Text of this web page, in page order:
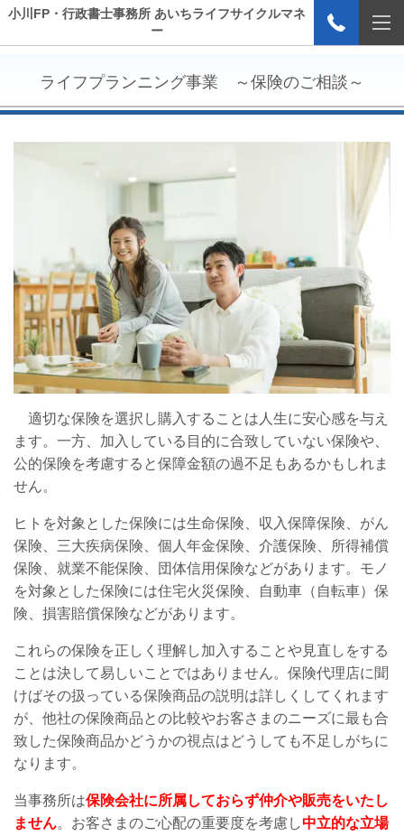
小川FP・行政書士事務所 あいちライフサイクルマネ
ー
ライフプランニング事業 ～保険のご相談～
適切な保険を選択し購入することは人生に安心感を与え
ます。一方、加入している目的に合致していない保険や、
公的保険を考慮すると保障金額の過不足もあるかもしれま
せん。
ヒトを対象とした保険には生命保険、収入保障保険、がん
保険、三大疾病保険、個人年金保険、介護保険、所得補償
保険、就業不能保険、団体信用保険などがあります。モノ
を対象とした保険には住宅火災保険、自動車（自転車）保
険、損害賠償保険などがあります。
これらの保険を正しく理解し加入することや見直しをする
ことは決して易しいことではありません。保険代理店に聞
けばその扱っている保険商品の説明は詳しくしてくれます
が、他社の保険商品との比較やお客さまのニーズに最も合
致した保険商品かどうかの視点はどうしても不足しがちに
なります。
当事務所は保険会社に所属しておらず仲介や販売をいたし
ません。お客さまのご心配の重要度を考慮し中立的な立場